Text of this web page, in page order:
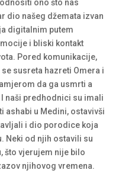
ono što nas
dio našeg džemata izvan
digitalnim putem
i bliski kontakt
Pored komunikacije,
susreta hazreti Omera i
da ga usmrti a
naši predhodnici su imali
ashabi u Medini, ostavivši
i dio porodice koja
Neki od njih ostavili su
što vjerujem nije bilo
njihovog vremena.